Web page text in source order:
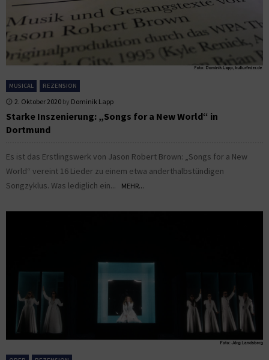
MUSICAL REZENSION
2. Oktober 2020 by Dominik Lapp
Starke Inszenierung: „Songs for a New World“ in
Dortmund
Es ist das Erstlingswerk von Jason Robert Brown: „Songs for a New
World“ vereint 16 Lieder zu einem etwa anderthalbstündigen
Songzyklus. Was lediglich ein...
MEHR...